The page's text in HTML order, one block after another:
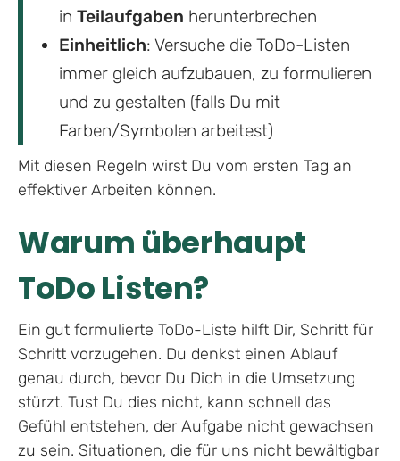
in Teilaufgaben herunterbrechen
Einheitlich: Versuche die ToDo-Listen
immer gleich aufzubauen, zu formulieren
und zu gestalten (falls Du mit
Farben/Symbolen arbeitest)
Mit diesen Regeln wirst Du vom ersten Tag an
effektiver Arbeiten können.
Warum überhaupt
ToDo Listen?
Ein gut formulierte ToDo-Liste hilft Dir, Schritt für
Schritt vorzugehen. Du denkst einen Ablauf
genau durch, bevor Du Dich in die Umsetzung
stürzt. Tust Du dies nicht, kann schnell das
Gefühl entstehen, der Aufgabe nicht gewachsen
zu sein. Situationen, die für uns nicht bewältigbar